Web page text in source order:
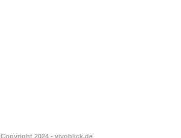
Copyright 2024 - vivoblick.de